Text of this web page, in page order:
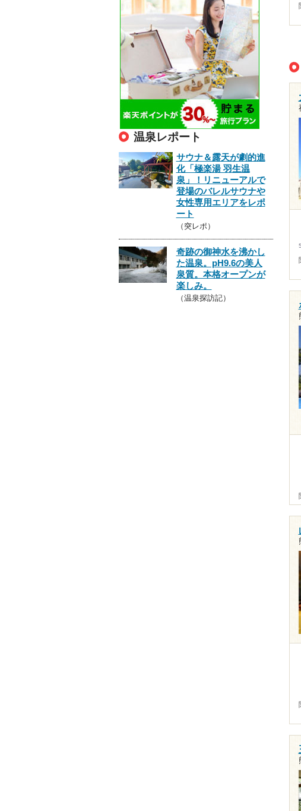
温泉レポート
サウナ＆露天が劇的進
化「極楽湯 羽生温
泉」！リニューアルで
登場のバレルサウナや
女性専用エリアをレポ
ート
（突レポ）
奇跡の御神水を沸かし
た温泉。pH9.6の美人
泉質。本格オープンが
楽しみ。
（温泉探訪記）